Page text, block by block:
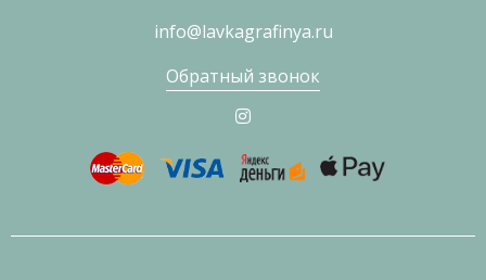
info@lavkagrafinya.ru
Обратный звонок